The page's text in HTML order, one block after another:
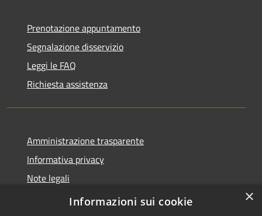
Prenotazione appuntamento
Segnalazione disservizio
Leggi le FAQ
Richiesta assistenza
Amministrazione trasparente
Informativa privacy
Note legali
Dichiarazione di accessibilità
×
Informazioni sui cookie